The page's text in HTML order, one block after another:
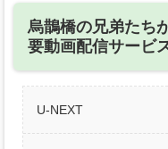
烏鵲橋の兄弟たち
要動画配信サービ
U-NEXT